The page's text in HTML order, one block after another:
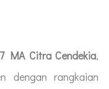
MA Citra Cendekia,
dengan rangkaian